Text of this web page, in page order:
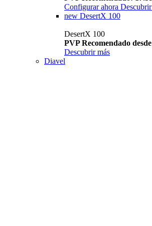
Configurar ahora
new DesertX 100
DesertX 100
PVP Recomendado
Descubrir más
Diavel